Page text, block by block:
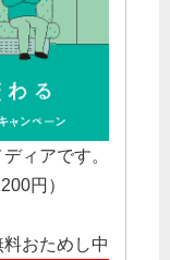
ィアです。
円）
おためし中